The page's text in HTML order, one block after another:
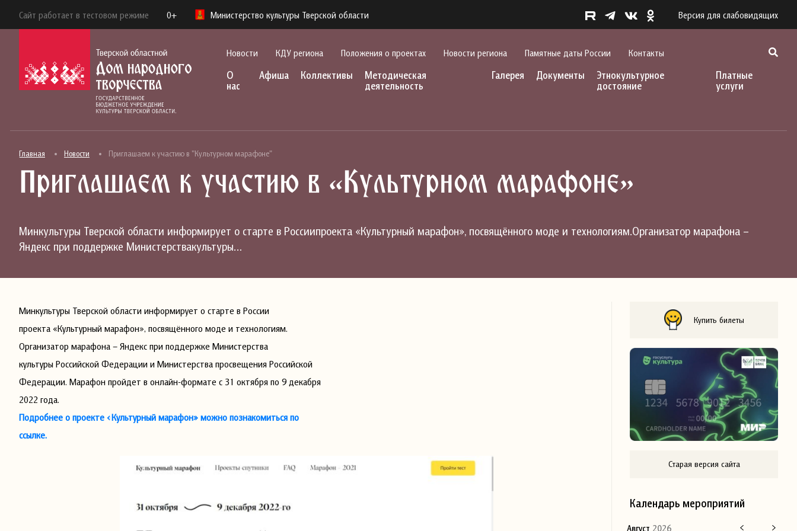
Сайт работает в тестовом режиме 0+ Министерство культуры Тверской области Версия для слабовидящих
Новости КДУ региона Положения о проектах Новости региона Памятные даты России Контакты
О
нас
Афиша Коллективы
Методическая
деятельность
Галерея Документы
Этнокультурное
достояние
Платные
услуги
Главная Новости Приглашаем к участию в "Культурном марафоне"
Приглашаем к участию в «Культурном марафоне»
Минкультуры Тверской области информирует о старте в Россиипроекта «Культурный марафон», посвящённого моде и технологиям.Организатор марафона –
Яндекс при поддержке Министерствакультуры…
Минкультуры Тверской области информирует о старте в России
проекта «Культурный марафон», посвящённого моде и технологиям.
Организатор марафона – Яндекс при поддержке Министерства
культуры Российской Федерации и Министерства просвещения Российской
Федерации. Марафон пройдет в онлайн-формате с 31 октября по 9 декабря
2022 года.
Подробнее о проекте «Культурный марафон» можно познакомиться по
ссылке.
Купить билеты
Старая версия сайта
Календарь мероприятий
Август 2026